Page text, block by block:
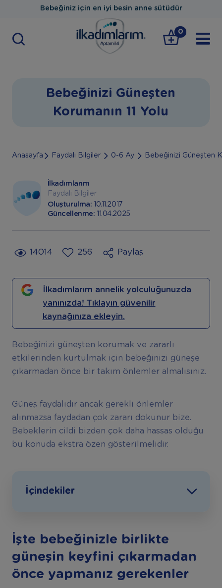
Bebeğiniz için en iyi besin anne sütüdür
0
Bebeğinizi Güneşten
Korumanın 11 Yolu
Anasayfa Faydalı Bilgiler 0-6 Ay Bebeğinizi Güneşten
İlkadımlarım
Faydalı Bilgiler
Oluşturulma:
10.11.2017
Güncellenme:
11.04.2025
14014 256 Paylaş
İlkadımlarım annelik yolculuğunuzda
yanınızda! Tıklayın güvenilir
kaynağınıza ekleyin.
Bebeğinizi güneşten korumak ve zararlı
etkilerinden kurtulmak için bebeğinizi güneşe
çıkarmadan önce bir takım önlemler almalısınız.
Güneş faydalıdır ancak gerekli önlemler
alınmazsa faydadan çok zararı dokunur bize.
Bebeklerin cildi bizden çok daha hassas olduğu
bu konuda ekstra özen gösterilmelidir.
İçindekiler
İşte bebeğinizle birlikte
güneşin keyfini çıkarmadan
önce yapmanız gerekenler